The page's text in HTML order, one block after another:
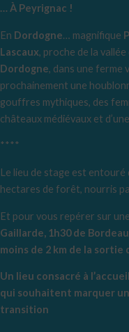
… À Peyrignac !
En Dordogne… magnifique
Lascaux, proche de la
Dordogne, dans une ferme
prochainement une
gouffres mythiques, des
châteaux médiévaux et
****
Le lieu de stage est
hectares de forêt, nourris
Et pour vous repérer sur
Gaillarde, 1h30 de
moins de 2 km de la sortie
Un lieu consacré à
qui souhaitent marquer
transition